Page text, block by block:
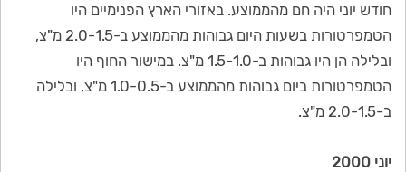
חודש יוני היה חם מהממוצע. באזורי הארץ הפנימיים היו
הטמפרטורות בשעות היום גבוהות מהממוצע ב-2.0-1.5 מ"צ,
ובלילה הן היו גבוהות ב-1.5-1.0 מ"צ. במישור החוף היו
הטמפרטורות ביום גבוהות מהממוצע ב-1.0-0.5 מ"צ, ובלילה
ב-2.0-1.5 מ"צ.
יוני 2000